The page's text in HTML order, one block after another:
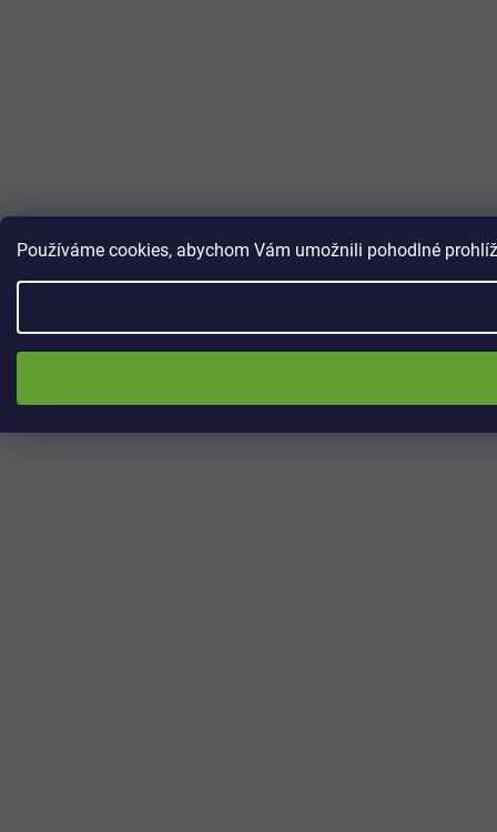
Používáme cookies, abychom Vám umožnili pohodlné